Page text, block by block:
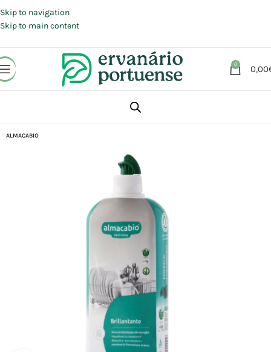
Skip to navigation
Skip to main content
0 0,00
Animais | Casa | Lar
ALMACABIO